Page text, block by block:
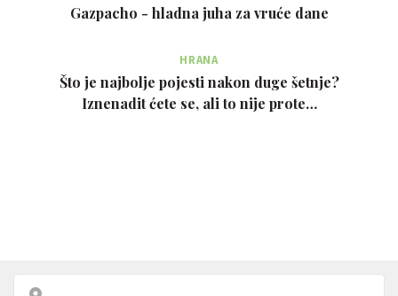
Gazpacho - hladna juha za vruće dane
HRANA
Što je najbolje pojesti nakon duge šetnje?
Iznenadit ćete se, ali to nije prote…